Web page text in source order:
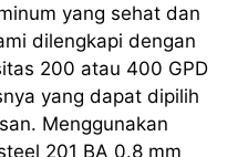
yang sehat dan
dilengkapi dengan
200 atau 400 GPD
yang dapat dipilih
Menggunakan
201 BA 0.8 mm